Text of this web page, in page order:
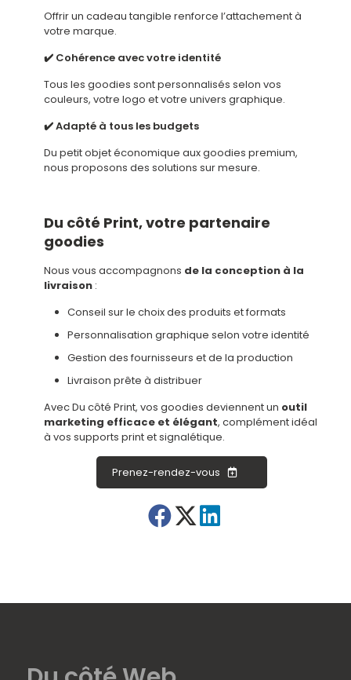
Offrir un cadeau tangible renforce l’attachement à
votre marque.
✔️ Cohérence avec votre identité
Tous les goodies sont personnalisés selon vos
couleurs, votre logo et votre univers graphique.
✔️ Adapté à tous les budgets
Du petit objet économique aux goodies premium,
nous proposons des solutions sur mesure.
Du côté Print, votre partenaire
goodies
Nous vous accompagnons de la conception à la
livraison :
Conseil sur le choix des produits et formats
Personnalisation graphique selon votre identité
Gestion des fournisseurs et de la production
Livraison prête à distribuer
Avec Du côté Print, vos goodies deviennent un outil
marketing efficace et élégant, complément idéal
à vos supports print et signalétique.
Prenez-rendez-vous